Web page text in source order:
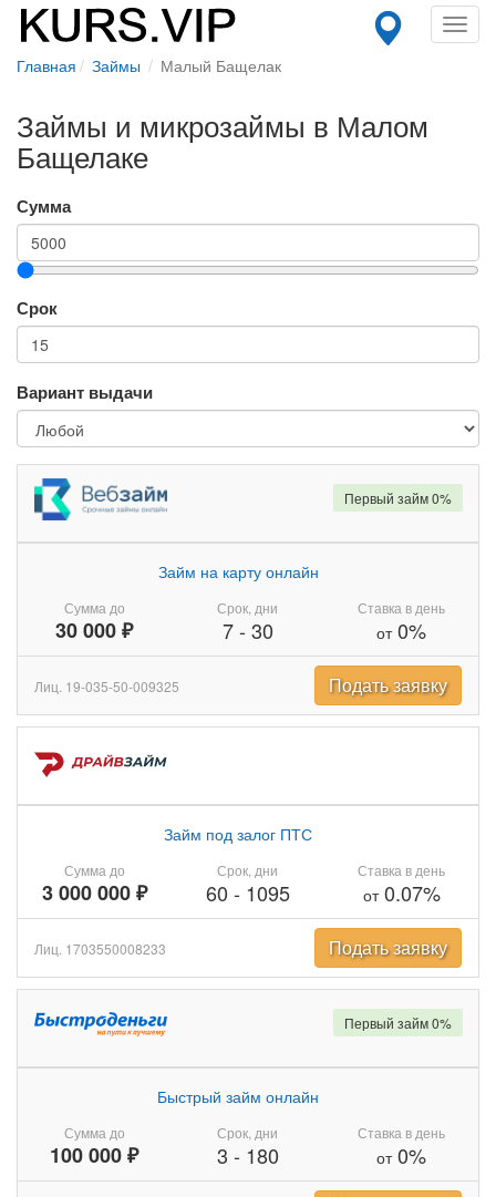
Главная Займы Малый Бащелак
Займы и микрозаймы в Малом
Бащелаке
Сумма
Срок
Вариант выдачи
Сумма до
30 000 ₽
Займ на карту онлайн
Срок, дни
7- 30
Ставка в день
от0%
Первый займ 0%
Лиц. 19-035-50-009325 Подать заявку
Сумма до
3 000 000 ₽
Займ под залог ПТС
Срок, дни
60 - 1095
Ставка в день
от0.07%
Лиц. 1703550008233 Подать заявку
Сумма до
100 000 ₽
Быстрый займ онлайн
Срок, дни
3 - 180
Ставка в день
от0%
Первый займ 0%